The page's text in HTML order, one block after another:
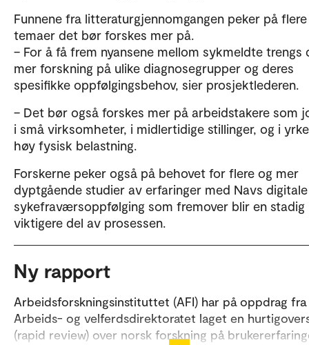
Funnene fra litteraturgjennomgangen peker på flere
temaer det bør forskes mer på.
– For å få frem nyansene mellom sykmeldte trengs
mer forskning på ulike diagnosegrupper og deres
spesifikke oppfølgingsbehov, sier prosjektlederen.
– Det bør også forskes mer på arbeidstakere som
i små virksomheter, i midlertidige stillinger, og i
høy fysisk belastning.
Forskerne peker også på behovet for flere og mer
dyptgående studier av erfaringer med Navs digitale
sykefraværsoppfølging som fremover blir en stadig
viktigere del av prosessen.
Ny rapport
Arbeidsforskningsinstituttet (AFI) har på oppdrag fra
Arbeids- og velferdsdirektoratet laget en
(rapid review) over norsk forskning på